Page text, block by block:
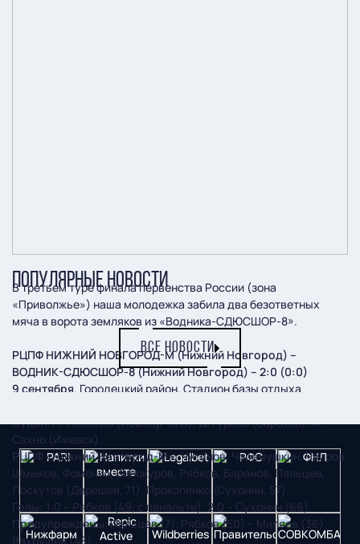
В третьем туре финала первенства России (зона
«Приволжье») наша молодежка забила два безответных
мяча в ворота земляков из «Водника-СДЮСШОР-8».
РЦПФ НИЖНИЙ НОВГОРОД-М (Нижний Новгород) –
ВОДНИК-СДЮСШОР-8 (Нижний Новгород) – 2:0 (0:0)
9 сентября. Городецкий район. Стадион базы отдыха
Судьи: П. Лысенко (Йошкар-Ола), Д. Гуреев (Саратов), А.
Сахно (Ижевск).
РЦПФ «Нижний Новгород-М»:Чугунов, Черемушкин, Чвиров,
Шмыков, Фоменко, Винокуров, Рябков, Баранов, Пальцев,
Лоскутов (Дерешев, 71), Прокопенко (Сухонин, 57).
Голы: 1:0 – Рябков (49, с пенальти), 2:0 – Сухонин (66).
Предупреждены: Пальцев (7), Рябков (50) – Миляев (36),
Вахрушев (48).
ПОПУЛЯРНЫЕ НОВОСТИ
ВСЕ НОВОСТИ